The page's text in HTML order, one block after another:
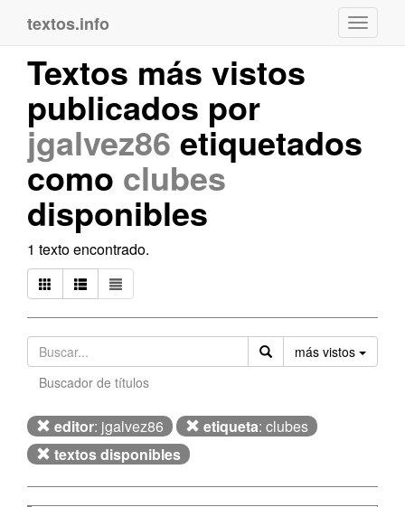
textos.info
Textos más vistos
publicados por
jgalvez86 etiquetados
como clubes
disponibles
1 texto encontrado.
más vistos
Buscador de títulos
editor: jgalvez86 etiqueta: clubes
textos disponibles